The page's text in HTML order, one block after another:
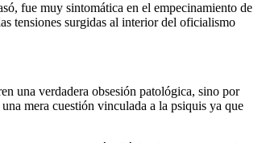
fue muy sintomática en el empecinamiento de
tensiones surgidas al interior del oficialismo
una verdadera obsesión patológica, sino por
mera cuestión vinculada a la psiquis ya que